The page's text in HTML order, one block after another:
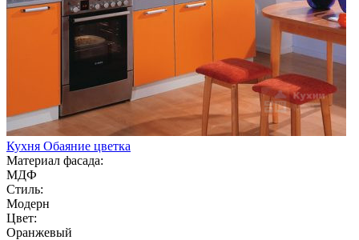
Кухня Обаяние цветка
Материал фасада:
МДФ
Стиль:
Модерн
Цвет:
Оранжевый